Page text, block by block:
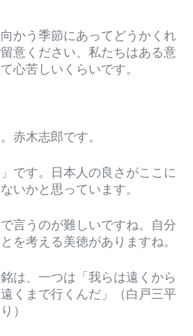
かう季節にあってどうかくれ
意ください、私たちはある意
心苦しいくらいです。
赤木志郎です。
です。日本人の良さがここに
いかと思っています。
言うのが難しいですね。自分
を考える美徳がありますね。
は、一つは「我らは遠くから
くまで行くんだ」（白戸三平
）